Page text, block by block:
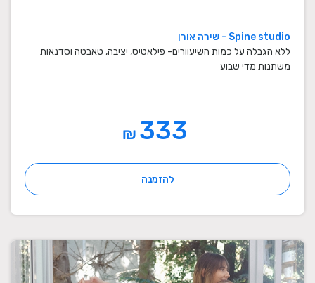
Spine studio - שירה אורן
ללא הגבלה על כמות השיעוורים- פילאטיס, יציבה, טאבטה וסדנאות
משתנות מדי שבוע
₪
להזמנה